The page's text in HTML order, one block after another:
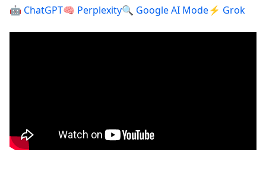
🤖 ChatGPT🧠 Perplexity🔍 Google AI Mode⚡ Grok